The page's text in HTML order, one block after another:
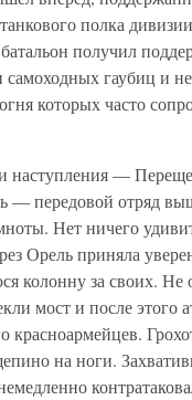
полка
получил
самоходных гаубиц и
которых часто
наступления —
— передовой отряд
Нет ничего
Орель приняла
колонну за своих. Не
мост и после этого
красноармейцев.
на ноги.